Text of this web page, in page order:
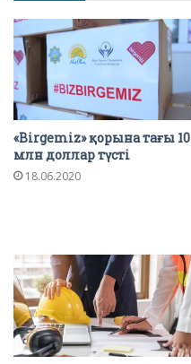
«Birgemiz» қорына тағы 10
млн доллар түсті
18.06.2020